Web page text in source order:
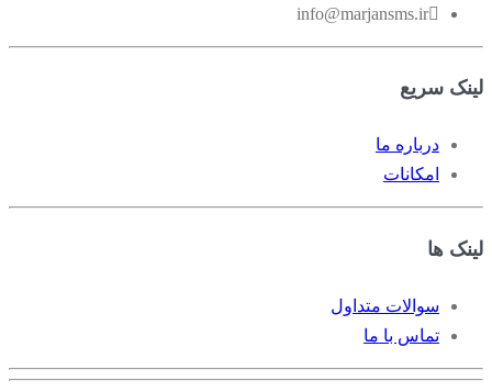
info@marjansms.ir
سریع
درباره ما
امکانات
ها
سوالات متداول
تماس با ما